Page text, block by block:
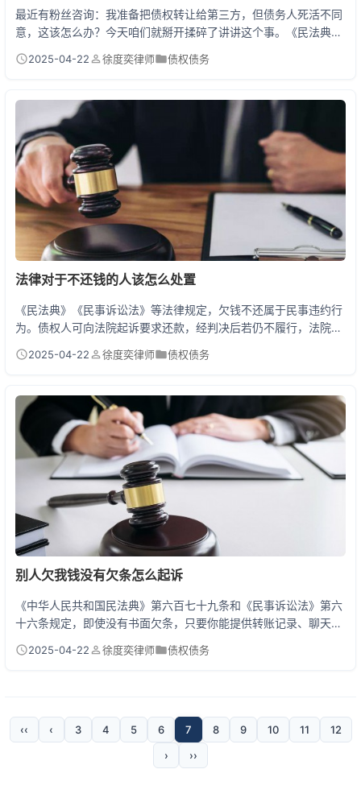
最近有粉丝咨询：我准备把债权转让给第三方，但债务人死活不同
意，这该怎么办？今天咱们就掰开揉碎了讲讲这个事。《民法典》
需要债务人点头同意！这就好比房东卖房不需要租客批准一个道
（赡养费请求权），那确实需要债务人配合。 债权转让的实战操作
指南 先给大家吃颗定心丸：只要你的债权能转让，发个书...
2025-04-22 徐度奕律师 债权债务
法律对于不还钱的人该怎么处置
《民法典》《民事诉讼法》等法律规定，欠钱不还属于民事违约行
为。债权人可向法院起诉要求还款，经判决后若仍不履行，法院将
甚至列入失信被执行人名单（俗称老赖黑名单）。情节严重的构成
给朋友20万做生意，结果朋友人间蒸发。他气不过跑去对方公司
闹，结果被保安架出来。这种暴力催收不仅要不回钱，...
2025-04-22 徐度奕律师 债权债务
别人欠我钱没有欠条怎么起诉
《中华人民共和国民法典》第六百七十九条和《民事诉讼法》第六
十六条规定，即使没有书面欠条，只要你能提供转账记录、聊天记
起诉讼。法院不会仅因缺少欠条就拒绝受理案件，关键要看证据链
2025-04-22 徐度奕律师 债权债务
‹‹ ‹ 3 4 5 6 7 8 9 10 11
12
›
››